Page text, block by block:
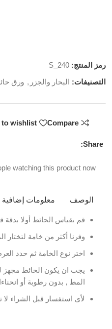
رمز المنتج:S_240
التصنيفات: البحار والجزر , ورق
Compare
to wishlist
Share:
watching this product now!
الوصف معلومات إضافية
قم بقياس الحائط أولا بدقة
وفرنا أكثر من خامة لتختار
اختر نوع الخامة ثم حدد
يجب ان يكون الحائط مجهز
المط , بدون رطوبة أو
لأى استفسار قبل الشراء لا